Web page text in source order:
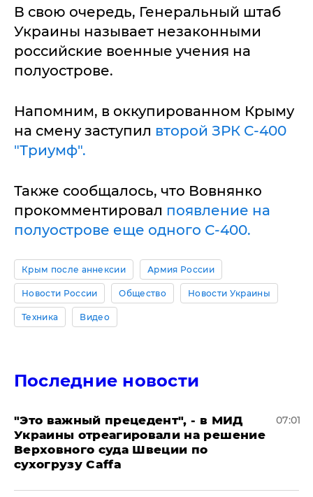
В свою очередь, Генеральный штаб
Украины называет незаконными
российские военные учения на
полуострове.
Напомним, в оккупированном Крыму
на смену заступил второй ЗРК С-400
"Триумф".
Также сообщалось, что Вовнянко
прокомментировал появление на
полуострове еще одного С-400.
Крым после аннексии Армия России
Новости России Общество Новости Украины
Техника Видео
Последние новости
"Это важный прецедент", - в МИД
Украины отреагировали на решение
Верховного суда Швеции по
сухогрузу Caffa
07:01